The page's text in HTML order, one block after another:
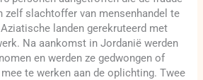
zelf slachtoffer van mensenhandel te
landen gerekruteerd met
Na aankomst in Jordanië werden
en werden ze gedwongen of
te werken aan de oplichting. Twee